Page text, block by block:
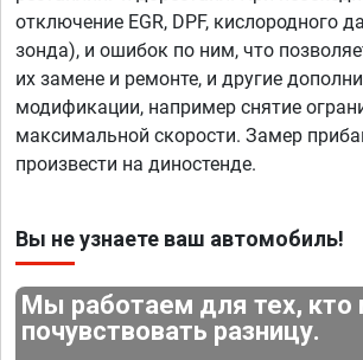
отключение EGR, DPF, кислородного
зонда), и ошибок по ним, что
их замене и ремонте, и другие
модификации, например снятие
максимальной скорости. Замер
произвести на диностенде.
Вы не узнаете ваш автомобиль!
Мы работаем для тех,
почувствовать разницу.